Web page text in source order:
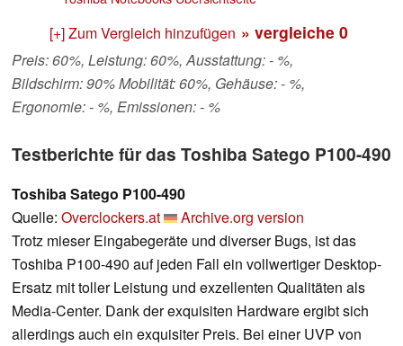
[+] Zum Vergleich hinzufügen » vergleiche 0
Preis: 60%, Leistung: 60%, Ausstattung: - %,
Bildschirm: 90% Mobilität: 60%, Gehäuse: - %,
Ergonomie: - %, Emissionen: - %
Testberichte für das Toshiba Satego P100-490
Toshiba Satego P100-490
Quelle: Overclockers.at
Archive.org version
Trotz mieser Eingabegeräte und diverser Bugs, ist das
Toshiba P100-490 auf jeden Fall ein vollwertiger Desktop-
Ersatz mit toller Leistung und exzellenten Qualitäten als
Media-Center. Dank der exquisiten Hardware ergibt sich
allerdings auch ein exquisiter Preis. Bei einer UVP von